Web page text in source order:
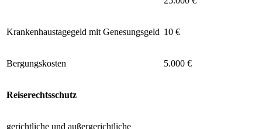
Krankenhaustagegeld mit Genesungsgeld 10 €
Bergungskosten 5.000 €
Reiserechtsschutz
gerichtliche und außergerichtliche